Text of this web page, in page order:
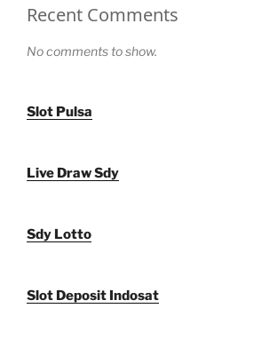
Recent Comments
No comments to show.
Slot Pulsa
Live Draw Sdy
Sdy Lotto
Slot Deposit Indosat